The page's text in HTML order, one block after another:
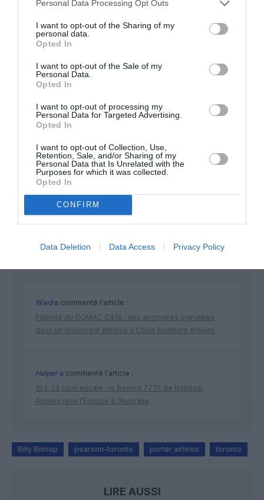
Personal Data Processing Opt Outs
I want to opt-out of the Sharing of my
personal data.
Opted In
I want to opt-out of the Sale of my
Personal Data.
Opted In
I want to opt-out of processing my
Personal Data for Targeted Advertising.
Opted In
I want to opt-out of Collection, Use,
Retention, Sale, and/or Sharing of my
Personal Data that Is Unrelated with the
Purposes for which it was collected.
Opted In
CONFIRM
Data Deletion Data Access Privacy Policy
LAISSER UN COMMENTAIRE
Soutenez Air Journal participez
à son
développement !
NOUS SOUTENIR
Wwda commenté l'article :
Fiabilité du COMAC C919 : des anomalies signalées
dans un document attribué à China Southern Airlines
Helpera commenté l'article :
19 h 23 sans escale : le Boeing 777F de National
Airlines relie l’Écosse à l’Australie
Billy Bishop pearson-toronto porter airlines toronto
LIRE AUSSI